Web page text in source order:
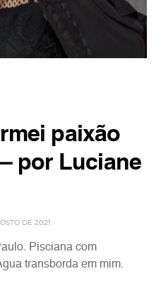
paixão
por Luciane
DE 2021
Pisciana com
transborda em mim.